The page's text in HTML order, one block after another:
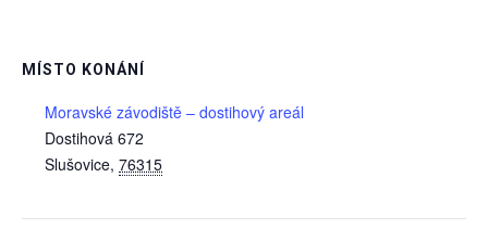
MÍSTO KONÁNÍ
Moravské závodiště – dostihový areál
Dostihová 672
Slušovice, 76315